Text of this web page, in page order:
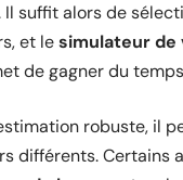
Il suffit alors de
et lesimulateur de
de gagner du
robuste, il
différents. Certains